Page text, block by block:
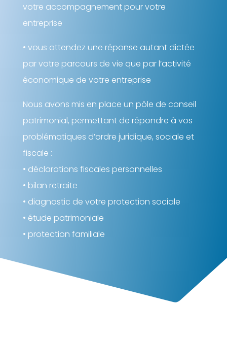
votre accompagnement pour votre
entreprise
• vous attendez une réponse autant dictée
par votre parcours de vie que par l’activité
économique de votre entreprise
Nous avons mis en place un pôle de conseil
patrimonial, permettant de répondre à vos
problématiques d’ordre juridique, sociale et
fiscale :
• déclarations fiscales personnelles
• bilan retraite
• diagnostic de votre protection sociale
• étude patrimoniale
• protection familiale